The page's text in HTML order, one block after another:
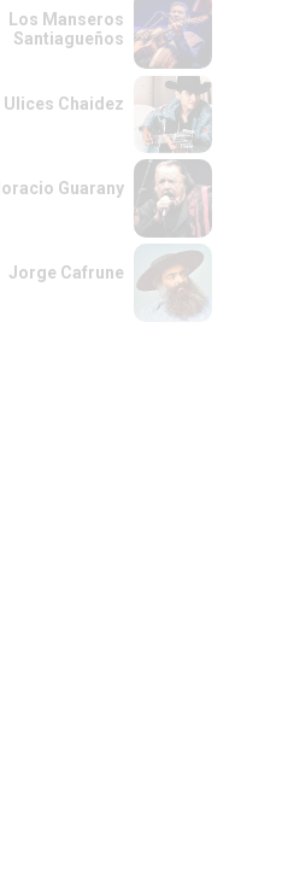
Los Manseros
Santiagueños
Ulices Chaidez
Guarany
Jorge Cafrune